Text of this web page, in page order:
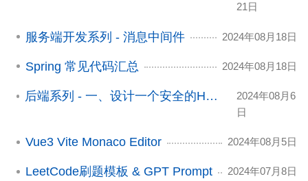
21日
服务端开发系列 - 消息中间件 2024年08月18日
Spring 常见代码汇总 2024年08月18日
后端系列 - 一、设计一个安全的HTTP接口
2024年08月6
日
Vue3 Vite Monaco Editor 2024年08月5日
LeetCode刷题模板 & GPT Prompt 2024年07月8日